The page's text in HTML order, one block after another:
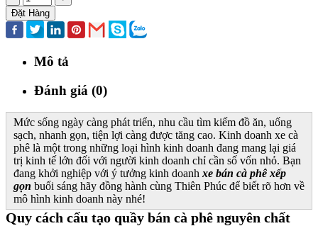
Đặt Hàng
Mô tả
Đánh giá (0)
Mức sống ngày càng phát triển, nhu cầu tìm kiếm đồ ăn, uống
sạch, nhanh gọn, tiện lợi càng được tăng cao. Kinh doanh xe cà
phê là một trong những loại hình kinh doanh đang mang lại giá
trị kinh tế lớn đối với người kinh doanh chỉ cần số vốn nhỏ. Bạn
đang khởi nghiệp với ý tưởng kinh doanh xe bán cà phê xếp
gọn buổi sáng hãy đồng hành cùng Thiên Phúc để biết rõ hơn về
mô hình kinh doanh này nhé!
Quy cách cấu tạo quầy bán cà phê nguyên chất